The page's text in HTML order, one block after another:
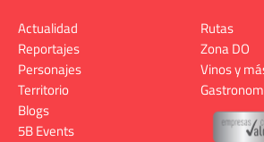
Actualidad
Reportajes
Personajes
Territorio
Rutas
Zona DO
Vinos y
Blogs
5B Events